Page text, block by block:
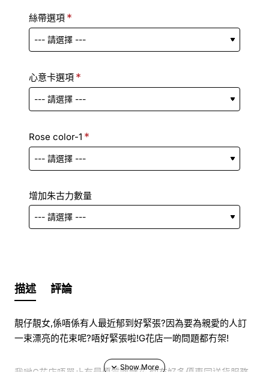
絲帶選項
心意卡選項
Rose color-1
增加朱古力數量
描述 評論
靚仔靚女,係唔係有人最近郁到好緊張?因為要為親愛的人訂
一束漂亮的花束呢?唔好緊張啦!G花店一啲問題都冇架!